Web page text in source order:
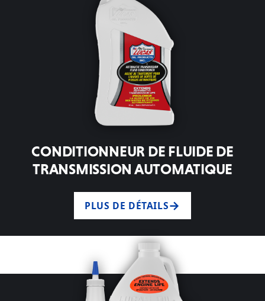
CONDITIONNEUR DE FLUIDE DE
TRANSMISSION AUTOMATIQUE
PLUS DE DÉTAILS